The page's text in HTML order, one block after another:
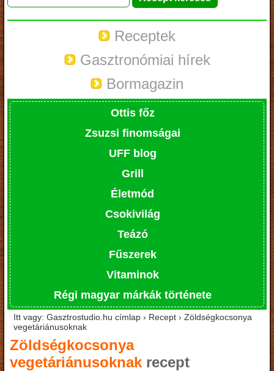
Receptek
Gasztronómiai hírek
Bormagazin
Ottis főz
Zsuzsi finomságai
UFF blog
Grill
Életmód
Csokivilág
Teázó
Fűszerek
Vitaminok
Régi magyar márkák története
Itt vagy: Gasztrostudio.hu címlap › Recept › Zöldségkocsonya
vegetáriánusoknak
Zöldségkocsonya
vegetáriánusoknak recept